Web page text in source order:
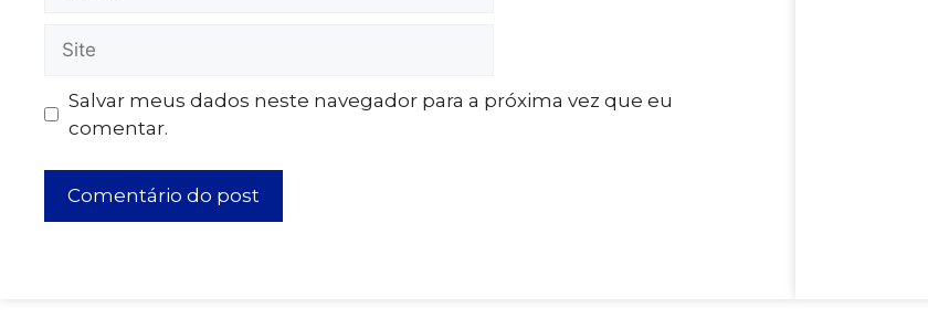
Salvar meus dados neste navegador para a próxima vez que eu
comentar.